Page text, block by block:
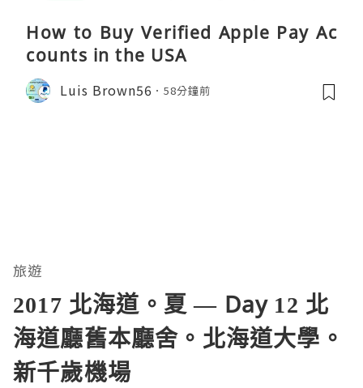
How to Buy Verified Apple Pay Ac
counts in the USA
Luis Brown56 58分鐘前
旅遊
2017 北海道。夏 — Day 12 北
海道廳舊本廳舍。北海道大學。
新千歲機場